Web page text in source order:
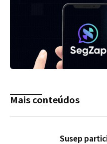
Mais conteúdos
Susep